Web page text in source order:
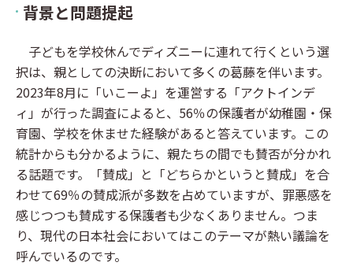
背景と問題提起
子どもを学校休んでディズニーに連れて行くという選
択は、親としての決断において多くの葛藤を伴います。
2023年8月に「いこーよ」を運営する「アクトインデ
ィ」が行った調査によると、56％の保護者が幼稚園・保
育園、学校を休ませた経験があると答えています。この
統計からも分かるように、親たちの間でも賛否が分かれ
る話題です。「賛成」と「どちらかというと賛成」を合
わせて69％の賛成派が多数を占めていますが、罪悪感を
感じつつも賛成する保護者も少なくありません。つま
り、現代の日本社会においてはこのテーマが熱い議論を
呼んでいるのです。